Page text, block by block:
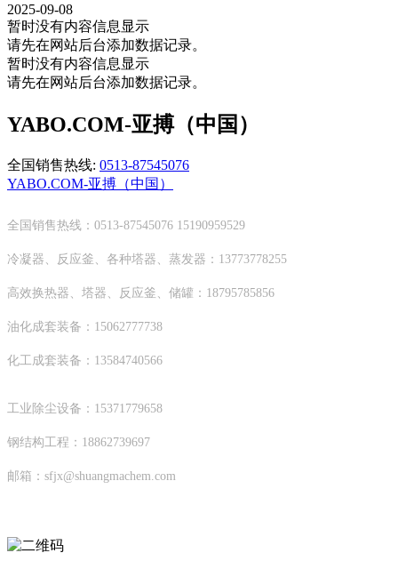
2025-09-08
暂时没有内容信息显示
请先在网站后台添加数据记录。
暂时没有内容信息显示
请先在网站后台添加数据记录。
YABO.COM-亚搏（中国）
全国销售热线: 0513-87545076
YABO.COM-亚搏（中国）
全国销售热线：0513-87545076 15190959529
冷凝器、反应釜、各种塔器、蒸发器：13773778255
高效换热器、塔器、反应釜、储罐：18795785856
油化成套装备：15062777738
化工成套装备：13584740566
工业除尘设备：15371779658
钢结构工程：18862739697
邮箱：sfjx@shuangmachem.com